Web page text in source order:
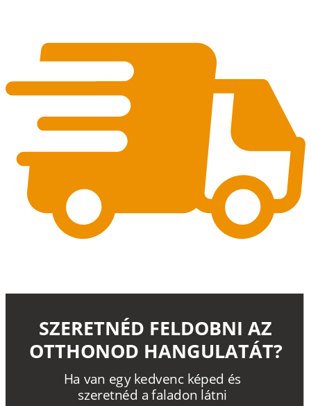
Ha van egy kedvenc képed és
szeretnéd a faladon látni
SZERETNÉD FELDOBNI AZ
OTTHONOD HANGULATÁT?